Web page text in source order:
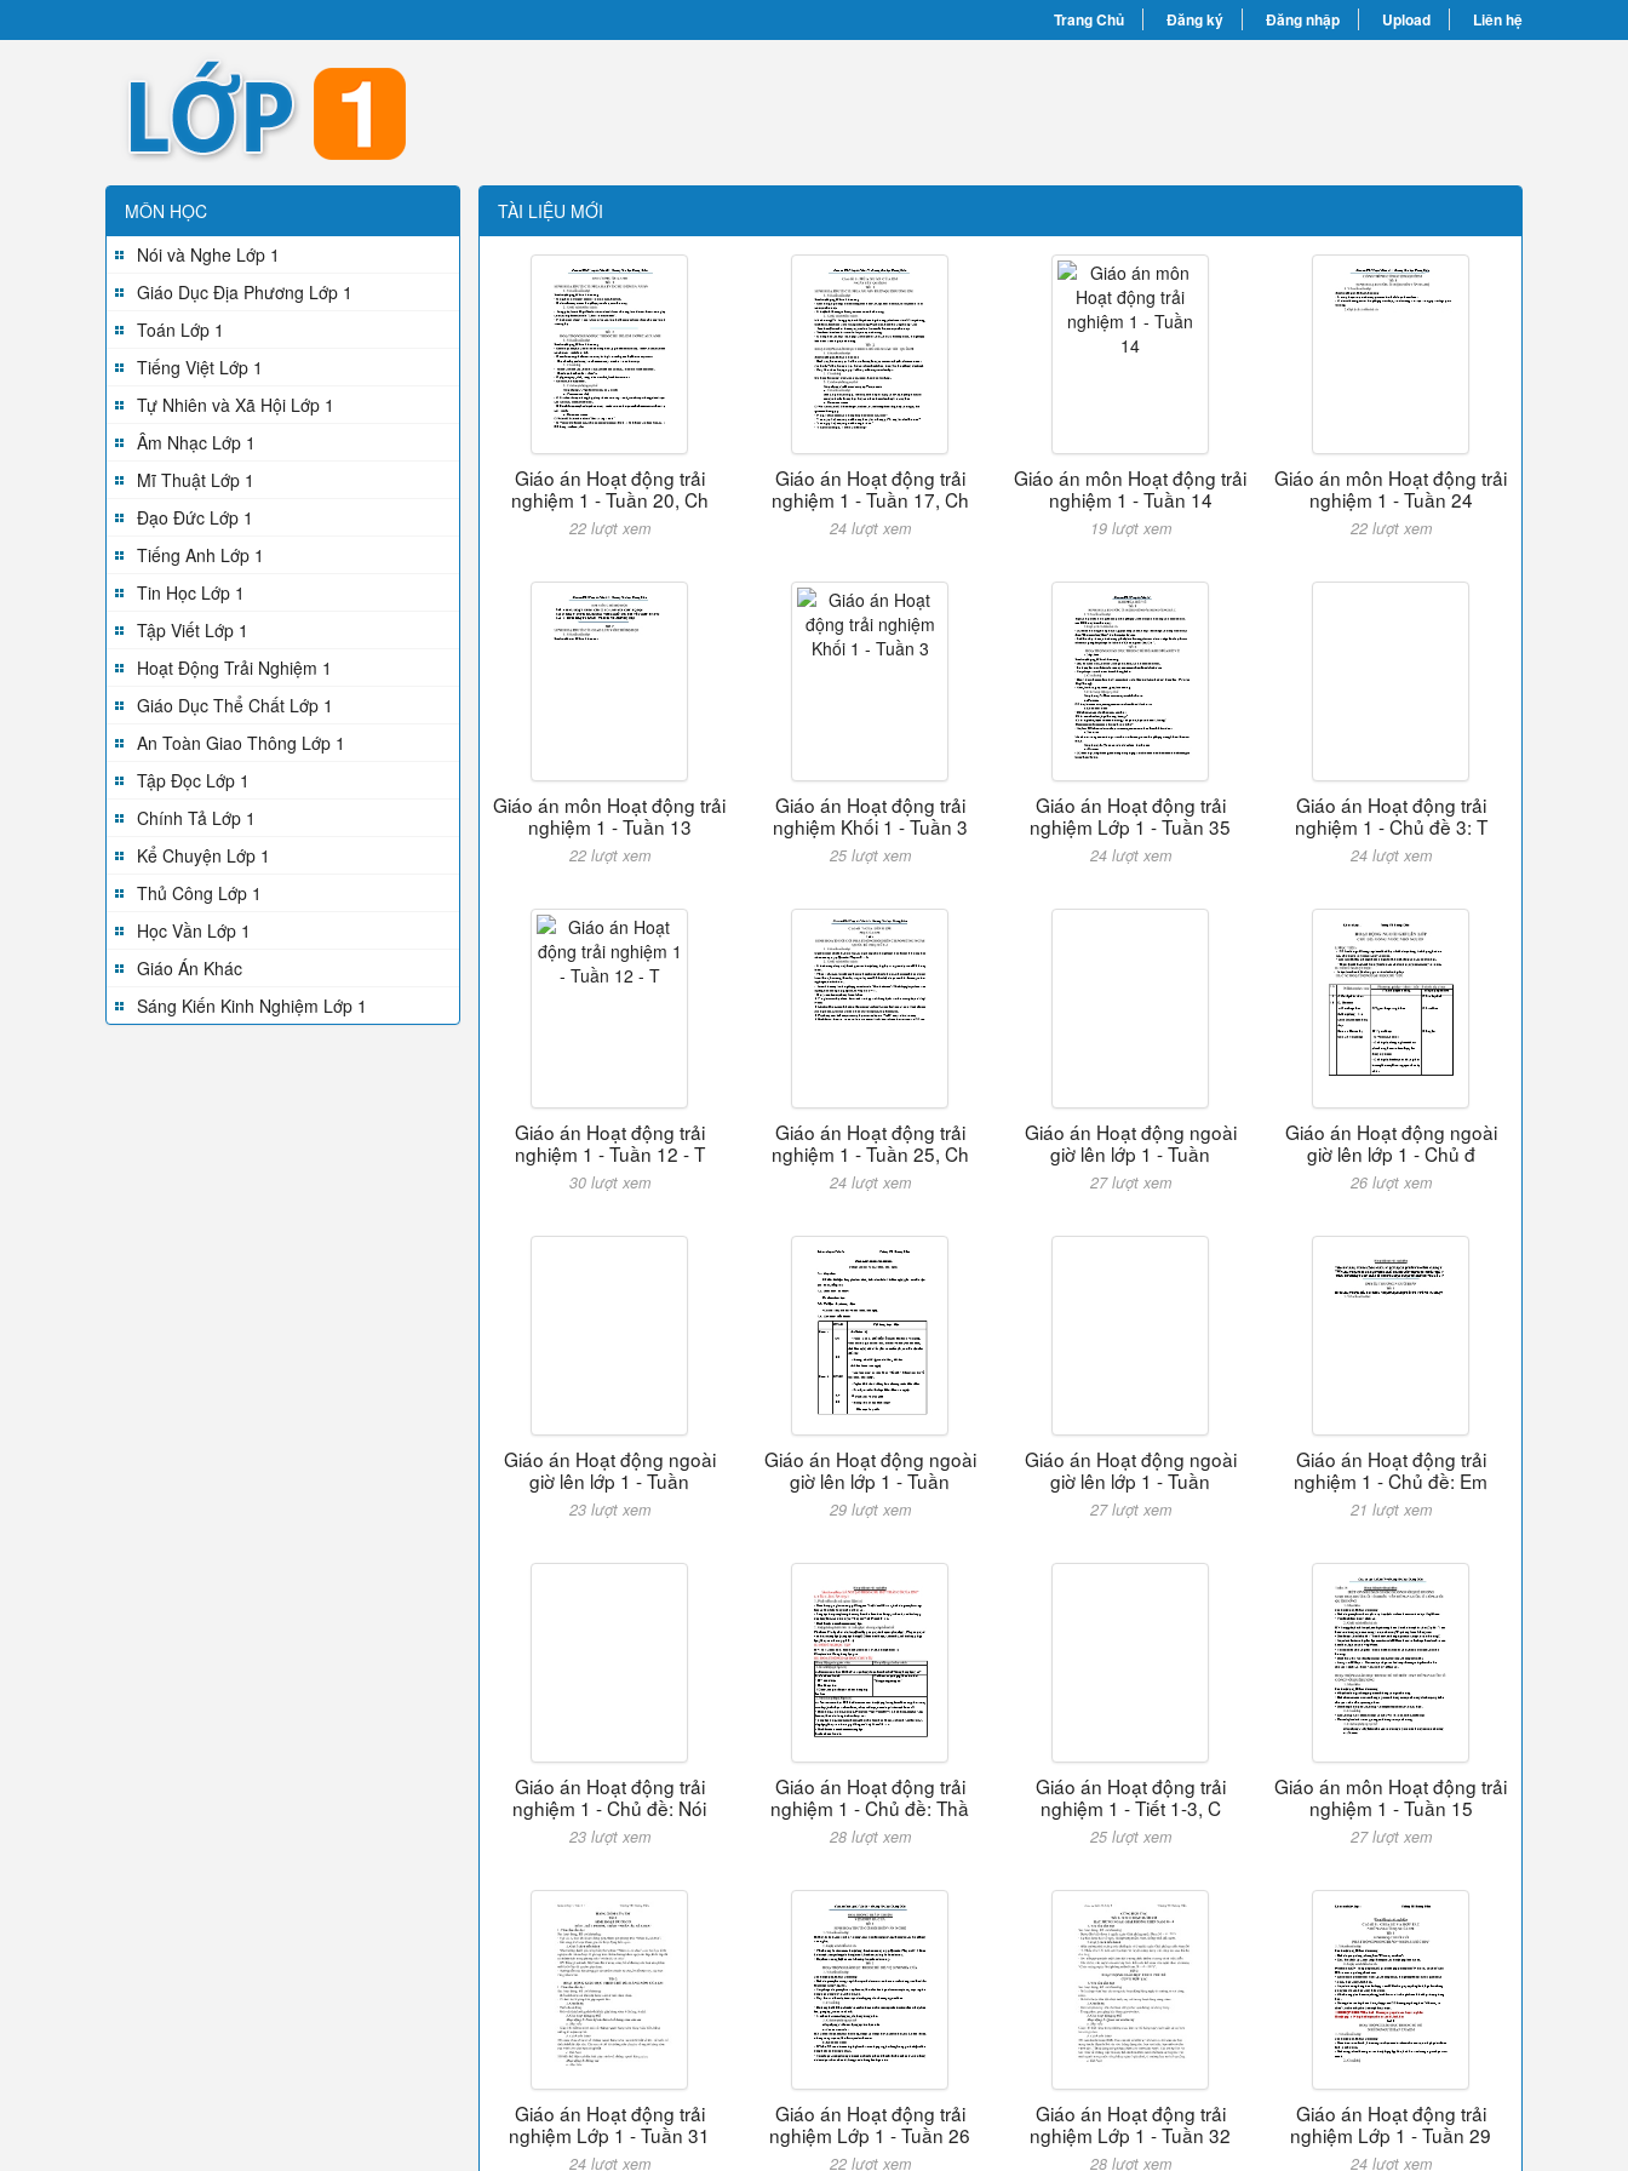
Trang Chủ Đăng ký Đăng nhập Upload Liên hệ
MÔN HỌC
Nói và Nghe Lớp 1
Giáo Dục Địa Phương Lớp 1
Toán Lớp 1
Tiếng Việt Lớp 1
Tự Nhiên và Xã Hội Lớp 1
Âm Nhạc Lớp 1
Mĩ Thuật Lớp 1
Đạo Đức Lớp 1
Tiếng Anh Lớp 1
Tin Học Lớp 1
Tập Viết Lớp 1
Hoạt Động Trải Nghiệm 1
Giáo Dục Thể Chất Lớp 1
An Toàn Giao Thông Lớp 1
Tập Đọc Lớp 1
Chính Tả Lớp 1
Kể Chuyện Lớp 1
Thủ Công Lớp 1
Học Vần Lớp 1
Giáo Án Khác
Sáng Kiến Kinh Nghiệm Lớp 1
TÀI LIỆU MỚI
Giáo án Hoạt động trải
nghiệm 1 - Tuần 20, Ch
22 lượt xem
Giáo án Hoạt động trải
nghiệm 1 - Tuần 17, Ch
24 lượt xem
Giáo án môn Hoạt động trải
nghiệm 1 - Tuần 14
19 lượt xem
Giáo án môn Hoạt động trải
nghiệm 1 - Tuần 24
22 lượt xem
Giáo án môn Hoạt động trải
nghiệm 1 - Tuần 13
22 lượt xem
Giáo án Hoạt động trải
nghiệm Khối 1 - Tuần 3
25 lượt xem
Giáo án Hoạt động trải
nghiệm Lớp 1 - Tuần 35
24 lượt xem
Giáo án Hoạt động trải
nghiệm 1 - Chủ đề 3: T
24 lượt xem
Giáo án Hoạt động trải
nghiệm 1 - Tuần 12 - T
30 lượt xem
Giáo án Hoạt động trải
nghiệm 1 - Tuần 25, Ch
24 lượt xem
Giáo án Hoạt động ngoài
giờ lên lớp 1 - Tuần
27 lượt xem
Giáo án Hoạt động ngoài
giờ lên lớp 1 - Chủ đ
26 lượt xem
Giáo án Hoạt động ngoài
giờ lên lớp 1 - Tuần
23 lượt xem
Giáo án Hoạt động ngoài
giờ lên lớp 1 - Tuần
29 lượt xem
Giáo án Hoạt động ngoài
giờ lên lớp 1 - Tuần
27 lượt xem
Giáo án Hoạt động trải
nghiệm 1 - Chủ đề: Em
21 lượt xem
Giáo án Hoạt động trải
nghiệm 1 - Chủ đề: Nói
23 lượt xem
Giáo án Hoạt động trải
nghiệm 1 - Chủ đề: Thầ
28 lượt xem
Giáo án Hoạt động trải
nghiệm 1 - Tiết 1-3, C
25 lượt xem
Giáo án môn Hoạt động trải
nghiệm 1 - Tuần 15
27 lượt xem
Giáo án Hoạt động trải
nghiệm Lớp 1 - Tuần 31
24 lượt xem
Giáo án Hoạt động trải
nghiệm Lớp 1 - Tuần 26
22 lượt xem
Giáo án Hoạt động trải
nghiệm Lớp 1 - Tuần 32
28 lượt xem
Giáo án Hoạt động trải
nghiệm Lớp 1 - Tuần 29
24 lượt xem